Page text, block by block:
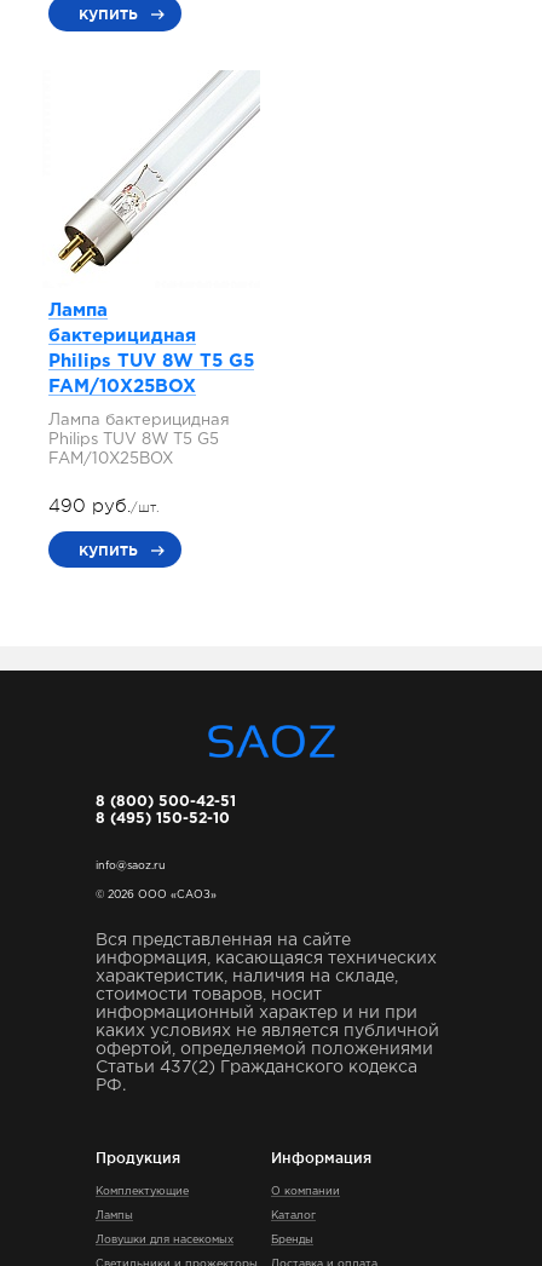
купить
Лампа
бактерицидная
Philips TUV 8W T5 G5
FAM/10X25BOX
Лампа бактерицидная
Philips TUV 8W T5 G5
FAM/10X25BOX
490 руб./шт.
купить
8 (800) 500-42-51
8 (495) 150-52-10
info@saoz.ru
© 2026 ООО «САОЗ»
Вся представленная на сайте
информация, касающаяся технических
характеристик, наличия на складе,
стоимости товаров, носит
информационный характер и ни при
каких условиях не является публичной
офертой, определяемой положениями
Статьи 437(2) Гражданского кодекса
РФ.
Продукция
Комплектующие
Лампы
Ловушки для насекомых
Светильники и прожекторы
Информация
О компании
Каталог
Бренды
Доставка и оплата